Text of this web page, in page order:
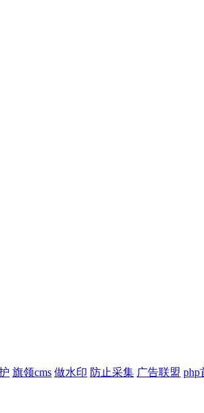
旗领cms 做水印 防止采集 广告联盟 php